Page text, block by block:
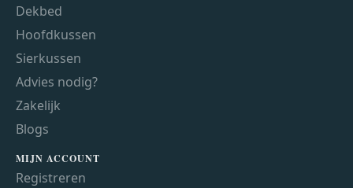
Dekbed
Hoofdkussen
Sierkussen
Advies nodig?
Zakelijk
Blogs
MIJN ACCOUNT
Registreren